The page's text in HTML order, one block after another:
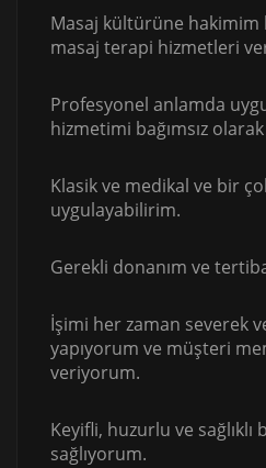
Masaj kültürüne hakimim
masaj terapi hizmetleri
Profesyonel anlamda
hizmetimi bağımsız
Klasik ve medikal ve bir
uygulayabilirim.
Gerekli donanım ve
İşimi her zaman severek
yapıyorum ve müşteri
veriyorum.
Keyifli, huzurlu ve
sağlıyorum.